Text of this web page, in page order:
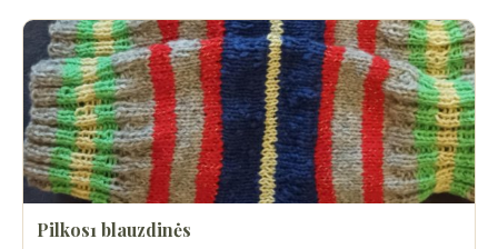
Pilkos1 blauzdinės